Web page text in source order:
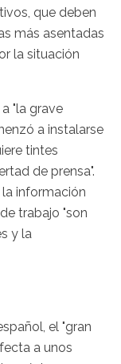
que deben
más asentadas
la situación
"la grave
a instalarse
tintes
de prensa".
información
trabajo "son
y la
el "gran
a unos